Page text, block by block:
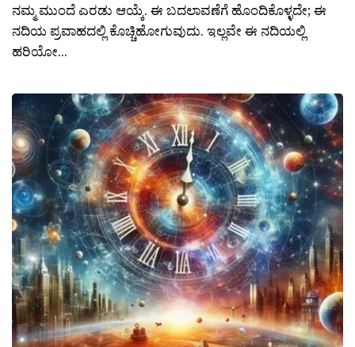
ನಮ್ಮ ಮುಂದೆ ಎರಡು ಆಯ್ಕೆ. ಈ ಬದಲಾವಣೆಗೆ ಹೊಂದಿಕೊಳ್ಳದೇ; ಈ
ನದಿಯ ಪ್ರವಾಹದಲ್ಲಿ ಕೊಚ್ಚಿಹೋಗುವುದು. ಇಲ್ಲವೇ ಈ ನದಿಯಲ್ಲಿ
ಹರಿಯೋ...